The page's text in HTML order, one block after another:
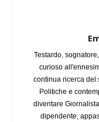
Testardo,
curioso
continua ricerca del
Politiche e
diventare
dipendente,